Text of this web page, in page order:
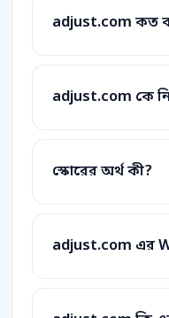
adjust.com কত
adjust.com কে
স্কোরের অর্থ কী?
adjust.com এর